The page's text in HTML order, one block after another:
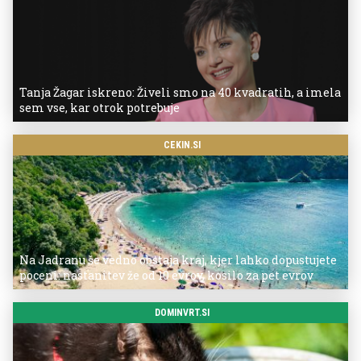
Tanja Žagar iskreno: Živeli smo na 40 kvadratih, a imela
sem vse, kar otrok potrebuje
CEKIN.SI
Na Jadranu še vedno obstaja kraj, kjer lahko dopustujete
poceni: nastanitev že od 10 evrov, kosilo za pet evrov
DOMINVRT.SI